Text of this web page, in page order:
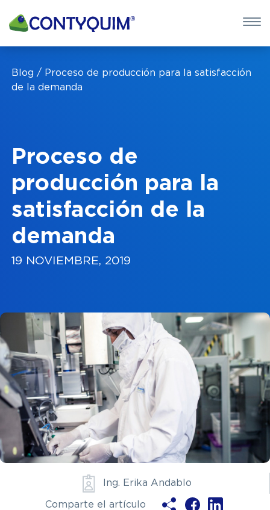
×
Ya soy
Blog
Proceso de producción para la satisfacción
de la demanda
Proceso de
producción para la
satisfacción de la
demanda
19 NOVIEMBRE, 2019
Ing. Erika Andablo
Comparte el artículo